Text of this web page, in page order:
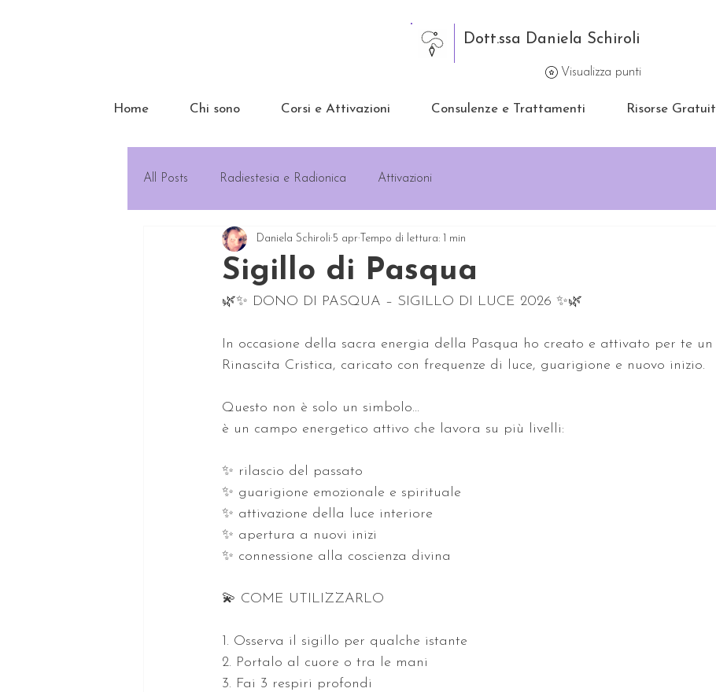
Dott.ssa Daniela Schiroli
Home Chi sono Corsi e Attivazioni Consulenze e Trattamenti Risorse
Visualizza punti
All Posts Radiestesia e Radionica Attivazioni
Sigillo di Pasqua
Daniela Schiroli 5 apr Tempo di lettura: 1 min
🌿✨ DONO DI PASQUA – SIGILLO DI LUCE 2026 ✨🌿
In occasione della sacra energia della Pasqua ho creato e attivato per te
Rinascita Cristica, caricato con frequenze di luce, guarigione e nuovo inizio.
Questo non è solo un simbolo…
è un campo energetico attivo che lavora su più livelli:
✨ rilascio del passato
✨ guarigione emozionale e spirituale
✨ attivazione della luce interiore
✨ apertura a nuovi inizi
✨ connessione alla coscienza divina
💫 COME UTILIZZARLO
1. Osserva il sigillo per qualche istante
2. Portalo al cuore o tra le mani
3. Fai 3 respiri profondi